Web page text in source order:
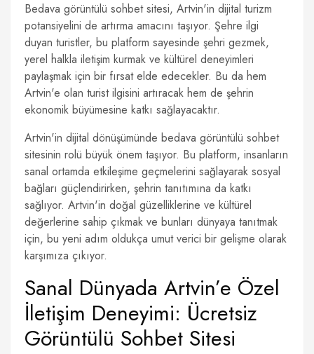
Bedava görüntülü sohbet sitesi, Artvin'in dijital turizm
potansiyelini de artırma amacını taşıyor. Şehre ilgi
duyan turistler, bu platform sayesinde şehri gezmek,
yerel halkla iletişim kurmak ve kültürel deneyimleri
paylaşmak için bir fırsat elde edecekler. Bu da hem
Artvin'e olan turist ilgisini artıracak hem de şehrin
ekonomik büyümesine katkı sağlayacaktır.
Artvin'in dijital dönüşümünde bedava görüntülü sohbet
sitesinin rolü büyük önem taşıyor. Bu platform, insanların
sanal ortamda etkileşime geçmelerini sağlayarak sosyal
bağları güçlendirirken, şehrin tanıtımına da katkı
sağlıyor. Artvin'in doğal güzelliklerine ve kültürel
değerlerine sahip çıkmak ve bunları dünyaya tanıtmak
için, bu yeni adım oldukça umut verici bir gelişme olarak
karşımıza çıkıyor.
Sanal Dünyada Artvin’e Özel
İletişim Deneyimi: Ücretsiz
Görüntülü Sohbet Sitesi